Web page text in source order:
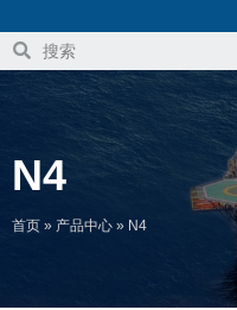
N4
首页 » 产品中心 » N4